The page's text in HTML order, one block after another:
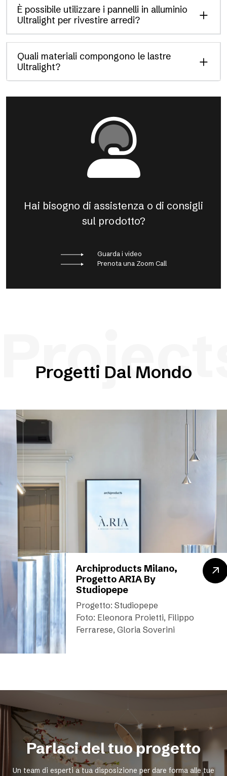
È possibile utilizzare i pannelli in alluminio
Ultralight per rivestire arredi?
Quali materiali compongono le lastre
Ultralight?
Hai bisogno di assistenza o di consigli
sul prodotto?
Guarda i video
Prenota una Zoom Call
Progetti Dal Mondo
Archiproducts Milano,
Progetto ARIA By
Studiopepe
Progetto: Studiopepe
Foto: Eleonora Proietti, Filippo
Ferrarese, Gloria Soverini
Parlaci del tuo progetto
Un team di esperti a tua disposizione per dare forma alle tue